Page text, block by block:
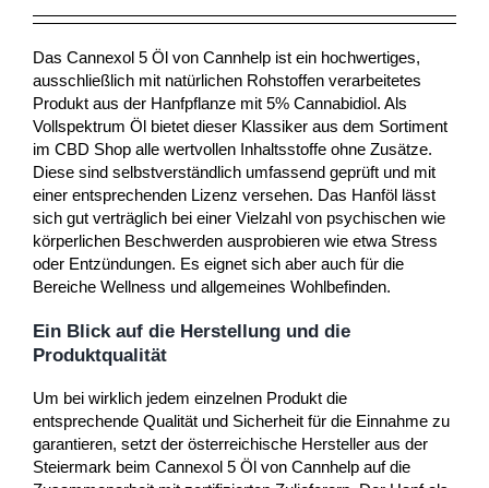
Das Cannexol 5 Öl von Cannhelp ist ein hochwertiges,
ausschließlich mit natürlichen Rohstoffen verarbeitetes
Produkt aus der Hanfpflanze mit 5% Cannabidiol. Als
Vollspektrum Öl bietet dieser Klassiker aus dem Sortiment
im CBD Shop alle wertvollen Inhaltsstoffe ohne Zusätze.
Diese sind selbstverständlich umfassend geprüft und mit
einer entsprechenden Lizenz versehen. Das Hanföl lässt
sich gut verträglich bei einer Vielzahl von psychischen wie
körperlichen Beschwerden ausprobieren wie etwa Stress
oder Entzündungen. Es eignet sich aber auch für die
Bereiche Wellness und allgemeines Wohlbefinden.
Ein Blick auf die Herstellung und die
Produktqualität
Um bei wirklich jedem einzelnen Produkt die
entsprechende Qualität und Sicherheit für die Einnahme zu
garantieren, setzt der österreichische Hersteller aus der
Steiermark beim Cannexol 5 Öl von Cannhelp auf die